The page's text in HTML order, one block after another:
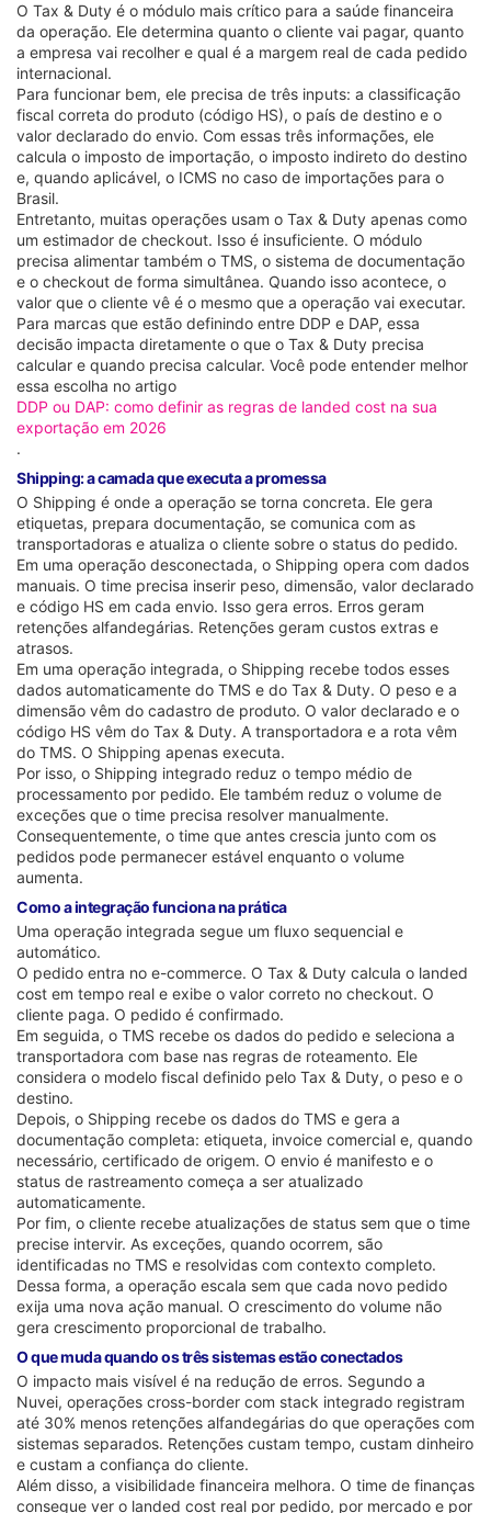
O Tax & Duty é o módulo mais crítico para a saúde financeira
da operação. Ele determina quanto o cliente vai pagar, quanto
a empresa vai recolher e qual é a margem real de cada pedido
internacional.
Para funcionar bem, ele precisa de três inputs: a classificação
fiscal correta do produto (código HS), o país de destino e o
valor declarado do envio. Com essas três informações, ele
calcula o imposto de importação, o imposto indireto do destino
e, quando aplicável, o ICMS no caso de importações para o
Brasil.
Entretanto, muitas operações usam o Tax & Duty apenas como
um estimador de checkout. Isso é insuficiente. O módulo
precisa alimentar também o TMS, o sistema de documentação
e o checkout de forma simultânea. Quando isso acontece, o
valor que o cliente vê é o mesmo que a operação vai executar.
Para marcas que estão definindo entre DDP e DAP, essa
decisão impacta diretamente o que o Tax & Duty precisa
calcular e quando precisa calcular. Você pode entender melhor
essa escolha no artigo
DDP ou DAP: como definir as regras de landed cost na sua
exportação em 2026
.
Shipping: a camada que executa a promessa
O Shipping é onde a operação se torna concreta. Ele gera
etiquetas, prepara documentação, se comunica com as
transportadoras e atualiza o cliente sobre o status do pedido.
Em uma operação desconectada, o Shipping opera com dados
manuais. O time precisa inserir peso, dimensão, valor declarado
e código HS em cada envio. Isso gera erros. Erros geram
retenções alfandegárias. Retenções geram custos extras e
atrasos.
Em uma operação integrada, o Shipping recebe todos esses
dados automaticamente do TMS e do Tax & Duty. O peso e a
dimensão vêm do cadastro de produto. O valor declarado e o
código HS vêm do Tax & Duty. A transportadora e a rota vêm
do TMS. O Shipping apenas executa.
Por isso, o Shipping integrado reduz o tempo médio de
processamento por pedido. Ele também reduz o volume de
exceções que o time precisa resolver manualmente.
Consequentemente, o time que antes crescia junto com os
pedidos pode permanecer estável enquanto o volume
aumenta.
Como a integração funciona na prática
Uma operação integrada segue um fluxo sequencial e
automático.
O pedido entra no e-commerce. O Tax & Duty calcula o landed
cost em tempo real e exibe o valor correto no checkout. O
cliente paga. O pedido é confirmado.
Em seguida, o TMS recebe os dados do pedido e seleciona a
transportadora com base nas regras de roteamento. Ele
considera o modelo fiscal definido pelo Tax & Duty, o peso e o
destino.
Depois, o Shipping recebe os dados do TMS e gera a
documentação completa: etiqueta, invoice comercial e, quando
necessário, certificado de origem. O envio é manifesto e o
status de rastreamento começa a ser atualizado
automaticamente.
Por fim, o cliente recebe atualizações de status sem que o time
precise intervir. As exceções, quando ocorrem, são
identificadas no TMS e resolvidas com contexto completo.
Dessa forma, a operação escala sem que cada novo pedido
exija uma nova ação manual. O crescimento do volume não
gera crescimento proporcional de trabalho.
O que muda quando os três sistemas estão conectados
O impacto mais visível é na redução de erros. Segundo a
Nuvei, operações cross-border com stack integrado registram
até 30% menos retenções alfandegárias do que operações com
sistemas separados. Retenções custam tempo, custam dinheiro
e custam a confiança do cliente.
Além disso, a visibilidade financeira melhora. O time de finanças
consegue ver o landed cost real por pedido, por mercado e por